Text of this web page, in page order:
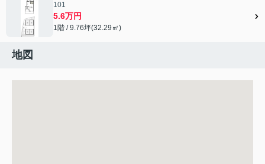
101
5.6万円
1階 / 9.76坪(32.29㎡)
地図